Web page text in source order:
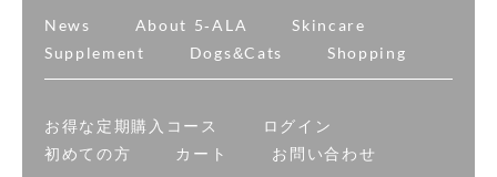
News About 5-ALA
Skincare
Supplement
Dogs&Cats Shopping
お得な定期購入コース
ログイン
初めての方
カート お問い合わせ